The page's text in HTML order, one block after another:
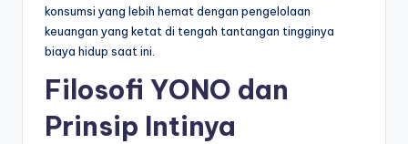
konsumsi yang lebih hemat dengan pengelolaan
keuangan yang ketat di tengah tantangan tingginya
biaya hidup saat ini.
Filosofi YONO dan
Prinsip Intinya